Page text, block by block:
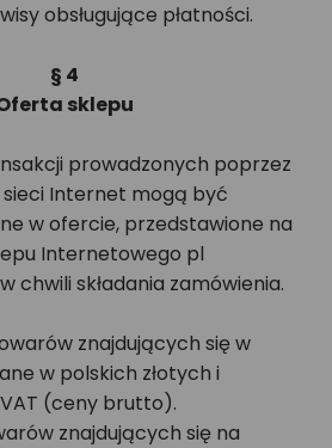
obsługujące płatności.
§ 4
sklepu
prowadzonych poprzez
Internet mogą być
w ofercie, przedstawione na
Internetowego pl
chwili składania zamówienia.
znajdujących się w
w polskich złotych i
(ceny brutto).
znajdujących się na